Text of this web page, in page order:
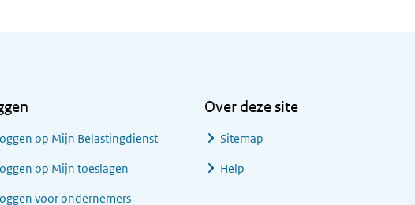
op Mijn Belastingdienst
op Mijn toeslagen
voor ondernemers
Over deze site
Sitemap
Help